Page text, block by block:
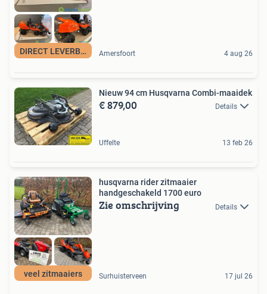
DIRECT LEVERBAAR Amersfoort 4 aug 26
Nieuw 94 cm Husqvarna Combi-maaidek
€ 879,00 Details
Uffelte 13 feb 26
veel zitmaaiers
husqvarna rider zitmaaier
handgeschakeld 1700 euro
Zie omschrijving Details
Surhuisterveen 17 jul 26